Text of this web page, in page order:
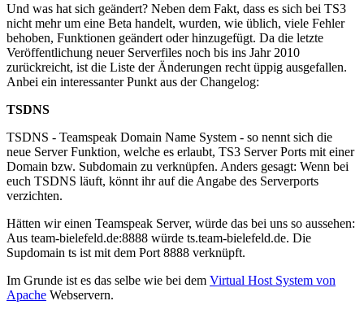
Und was hat sich geändert? Neben dem Fakt, dass es sich bei TS3
nicht mehr um eine Beta handelt, wurden, wie üblich, viele Fehler
behoben, Funktionen geändert oder hinzugefügt. Da die letzte
Veröffentlichung neuer Serverfiles noch bis ins Jahr 2010
zurückreicht, ist die Liste der Änderungen recht üppig ausgefallen.
Anbei ein interessanter Punkt aus der Changelog:
TSDNS
TSDNS - Teamspeak Domain Name System - so nennt sich die
neue Server Funktion, welche es erlaubt, TS3 Server Ports mit einer
Domain bzw. Subdomain zu verknüpfen. Anders gesagt: Wenn bei
euch TSDNS läuft, könnt ihr auf die Angabe des Serverports
verzichten.
Hätten wir einen Teamspeak Server, würde das bei uns so aussehen:
Aus team-bielefeld.de:8888 würde ts.team-bielefeld.de. Die
Supdomain ts ist mit dem Port 8888 verknüpft.
Im Grunde ist es das selbe wie bei dem Virtual Host System von
Apache Webservern.